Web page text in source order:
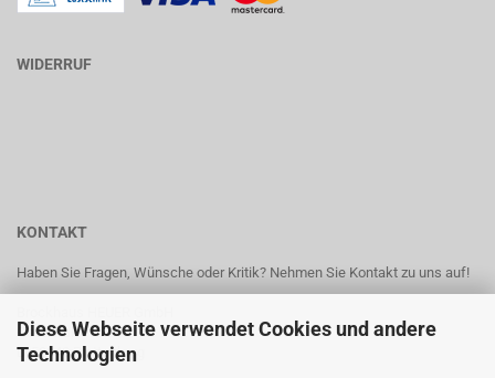
Diese Webseite verwendet Cookies und andere
Technologien
WIDERRUF
KONTAKT
Haben Sie Fragen, Wünsche oder Kritik? Nehmen Sie Kontakt zu uns auf!
Oestertalstr. 54
D-58840 Plettenberg